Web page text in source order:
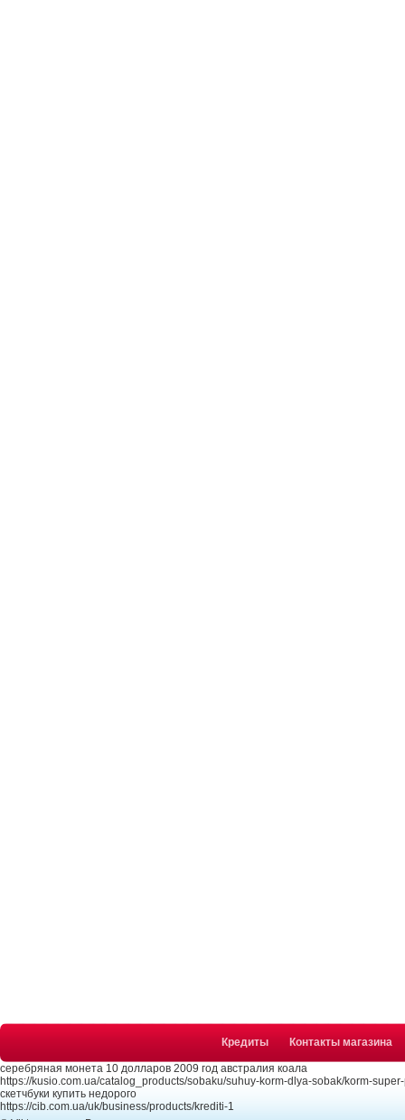
Кредиты Контакты магазина
серебряная монета 10 долларов 2009 год австралия коала
https://kusio.com.ua/catalog_products/sobaku/suhuy-korm-dlya-sobak/korm-
скетчбуки купить недорого
https://cib.com.ua/uk/business/products/krediti-1